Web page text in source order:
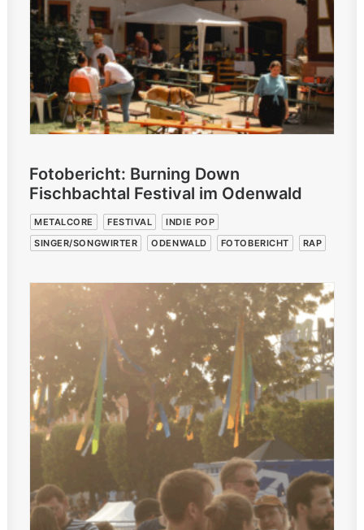
Fotobericht: Burning Down
Fischbachtal Festival im Odenwald
METALCORE FESTIVAL
INDIE POP
SINGER/SONGWIRTER
ODENWALD FOTOBERICHT RAP